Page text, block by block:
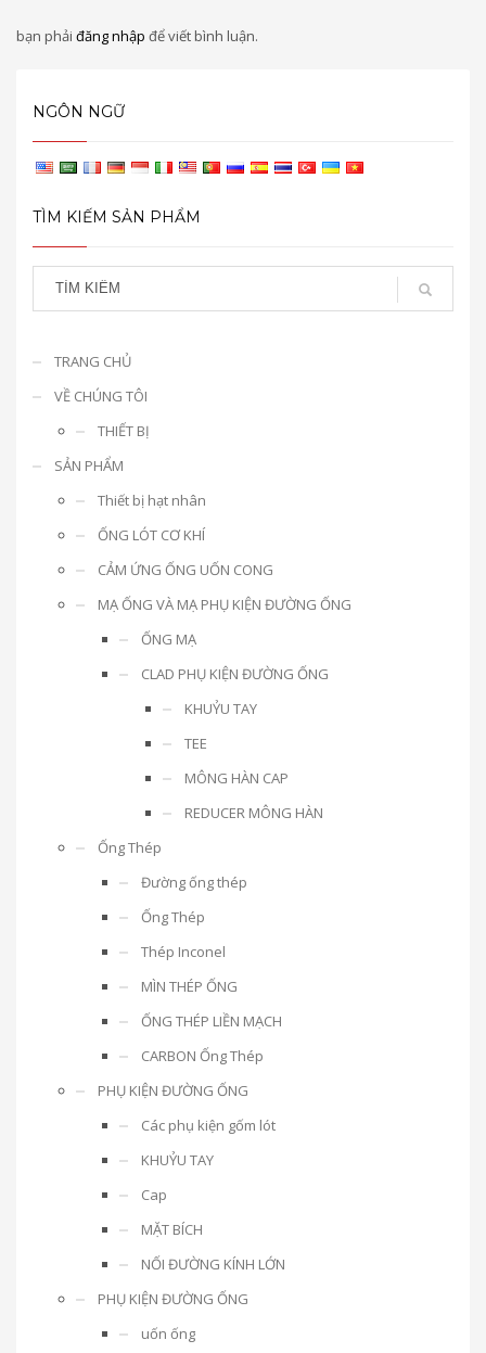
bạn phải đăng nhập để viết bình luận.
NGÔN NGỮ
TÌM KIẾM SẢN PHẨM
TRANG CHỦ
VỀ CHÚNG TÔI
THIẾT BỊ
SẢN PHẨM
Thiết bị hạt nhân
ỐNG LÓT CƠ KHÍ
CẢM ỨNG ỐNG UỐN CONG
MẠ ỐNG VÀ MẠ PHỤ KIỆN ĐƯỜNG ỐNG
ỐNG MẠ
CLAD PHỤ KIỆN ĐƯỜNG ỐNG
KHUỶU TAY
TEE
MÔNG HÀN CAP
REDUCER MÔNG HÀN
Ống Thép
Đường ống thép
Ống Thép
Thép Inconel
MÌN THÉP ỐNG
ỐNG THÉP LIỀN MẠCH
CARBON Ống Thép
PHỤ KIỆN ĐƯỜNG ỐNG
Các phụ kiện gốm lót
KHUỶU TAY
Cap
MẶT BÍCH
NỐI ĐƯỜNG KÍNH LỚN
PHỤ KIỆN ĐƯỜNG ỐNG
uốn ống